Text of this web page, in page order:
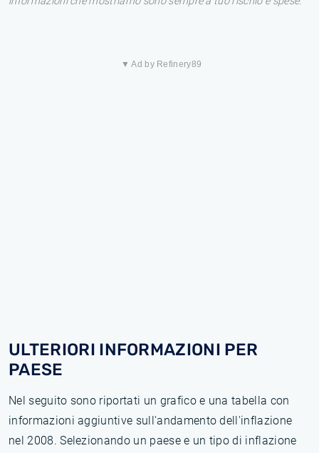
▼ Ad by Refinery89
ULTERIORI INFORMAZIONI PER
PAESE
Nel seguito sono riportati un grafico e una tabella con
informazioni aggiuntive sull'andamento dell'inflazione
nel 2008. Selezionando un paese e un tipo di inflazione